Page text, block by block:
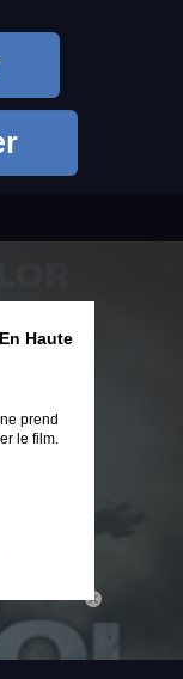
close
Haute
prend
le film.